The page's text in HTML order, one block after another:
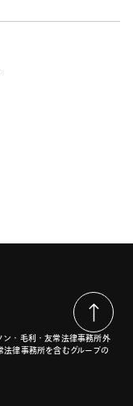
ン・毛利・友常法律事務所外
律事務所を含むグループの